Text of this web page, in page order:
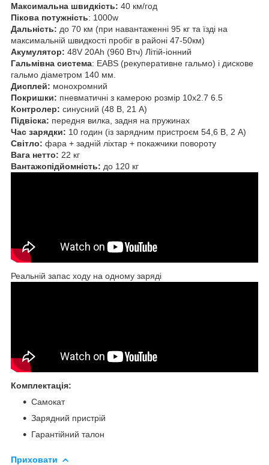
Максимальна швидкість: 40 км/год
Пікова потужність: 1000w
Дальність: до 70 км (при навантаженні 95 кг та їзді на
максимальній швидкості пробіг в районі 47-50км)
Акумулятор: 48V 20Ah (960 Втч) Літій-іонний
Гальмівна система: EABS (рекуперативне гальмо) і дискове
гальмо діаметром 140 мм.
Дисплей: монохромний
Покришки: пневматичні з камерою розмір 10x2.7 6.5
Контролер: синусний (48 В, 21 А)
Підвіска: передня вилка, задня на пружинах
Час зарядки: 10 годин (із зарядним пристроєм 54,6 В, 2 А)
Світло: фара + задній ліхтар + покажчики повороту
Вага нетто: 22 кг
Вантажопідйомність: до 120 кг
Реальній запас ходу на одному заряді
Комплектація:
Самокат
Зарядний пристрій
Гарантійний талон
Приховати